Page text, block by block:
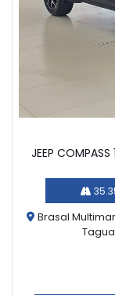
JEEP
Brasal